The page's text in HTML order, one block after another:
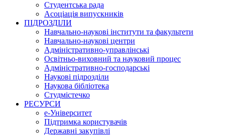
Студентська рада
Асоціація випускників
ПІДРОЗДІЛИ
Навчально-наукові інститути та факультети
Навчально-наукові центри
Адміністративно-управлінські
Освітньо-виховний та науковий процес
Адміністративно-господарські
Наукові підрозділи
Наукова бібліотека
Студмістечко
РЕСУРСИ
е-Університет
Підтримка користувачів
Державні закупівлі